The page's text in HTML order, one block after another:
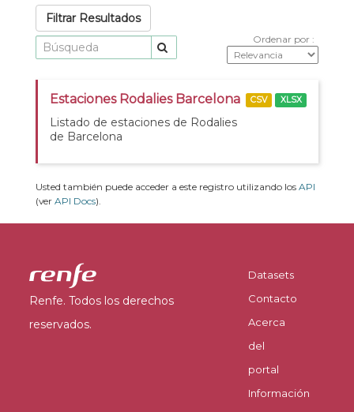
Filtrar Resultados
Ordenar por
Estaciones Rodalies Barcelona
Listado de estaciones de Rodalies
de Barcelona
CSV XLSX
Usted también puede acceder a este registro utilizando los API
(ver API Docs).
Renfe. Todos los derechos
reservados.
Datasets
Contacto
Acerca
del
portal
Información